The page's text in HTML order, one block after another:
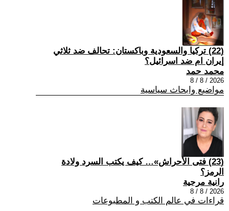
(22) تركيا والسعودية وباكستان: تحالف ضد ثلاثي
إيران ام ضد اسرائيل؟
محمد حمد
2026 / 8 / 8
مواضيع وابحاث سياسية
(23) فتى الأحراش»… كيف يكتب السرد ولادة
الرمز؟
رانية مرجية
2026 / 8 / 8
قراءات في عالم الكتب و المطبوعات